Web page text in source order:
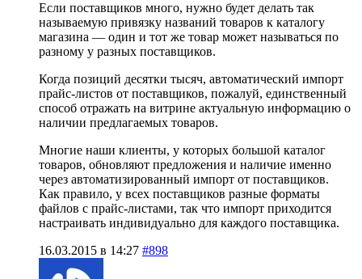
Если поставщиков много, нужно будет делать так
называемую привязку названий товаров к каталогу
магазина — один и тот же товар может называться по
разному у разных поставщиков.
Когда позиций десятки тысяч, автоматический импорт
прайс-листов от поставщиков, пожалуй, единственный
способ отражать на витрине актуальную информацию о
наличии предлагаемых товаров.
Многие наши клиенты, у которых большой каталог
товаров, обновляют предложения и наличие именно
через автоматизированный импорт от поставщиков.
Как правило, у всех поставщиков разные форматы
файлов с прайс-листами, так что импорт приходится
настраивать индивидуально для каждого поставщика.
16.03.2015 в 14:27 #898